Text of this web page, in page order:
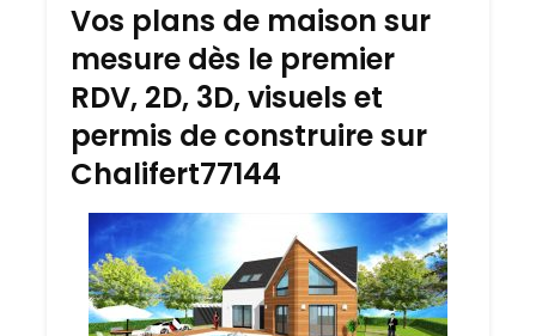
Vos plans de maison sur
mesure dès le premier
RDV, 2D, 3D, visuels et
permis de construire sur
Chalifert77144